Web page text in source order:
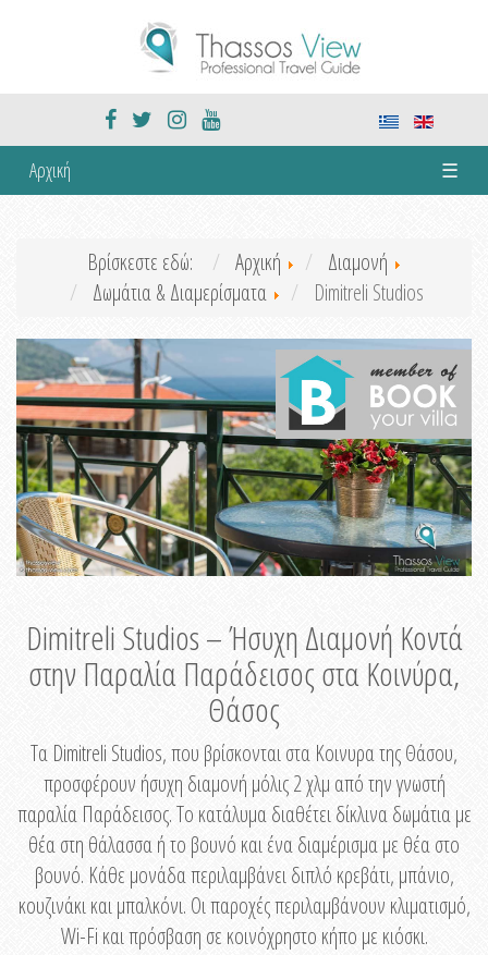
Αρχική ☰
Βρίσκεστε εδώ: Αρχική
Διαμονή
Δωμάτια & Διαμερίσματα
Dimitreli Studios
Dimitreli Studios – Ήσυχη Διαμονή Κοντά
στην Παραλία Παράδεισος στα Κοινύρα,
Θάσος
Τα Dimitreli Studios, που βρίσκονται στα Κοινυρα της Θάσου,
προσφέρουν ήσυχη διαμονή μόλις 2 χλμ από την γνωστή
παραλία Παράδεισος. Το κατάλυμα διαθέτει δίκλινα δωμάτια με
θέα στη θάλασσα ή το βουνό και ένα διαμέρισμα με θέα στο
βουνό. Κάθε μονάδα περιλαμβάνει διπλό κρεβάτι, μπάνιο,
κουζινάκι και μπαλκόνι. Οι παροχές περιλαμβάνουν κλιματισμό,
Wi-Fi και πρόσβαση σε κοινόχρηστο κήπο με κιόσκι.